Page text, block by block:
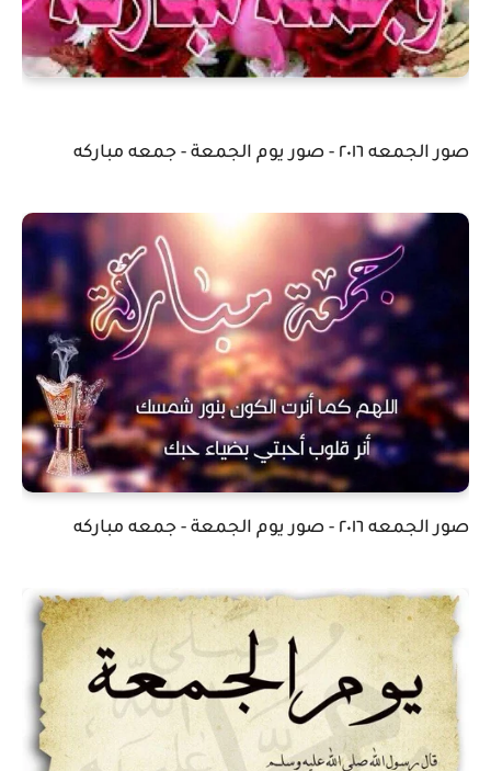
صور الجمعه ٢٠١٦ - صور يوم الجمعة - جمعه مباركه
صور الجمعه ٢٠١٦ - صور يوم الجمعة - جمعه مباركه